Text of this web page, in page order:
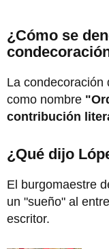
¿Cómo se
La condecoración
como nombre
contribución
¿Qué dijo
El burgomaestre
un "sueño" al
escritor.